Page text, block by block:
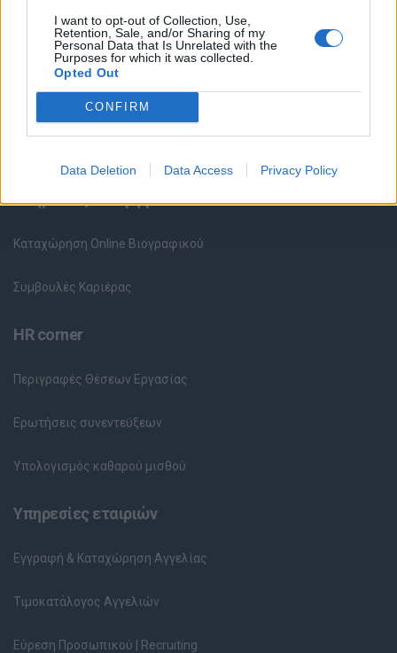
I want to opt-out of Collection, Use,
Retention, Sale, and/or Sharing of my
Personal Data that Is Unrelated with the
Purposes for which it was collected.
Opted Out
CONFIRM
Data Deletion Data Access Privacy Policy
Όλες οι Θέσεις Εργασίας
Θέσεις Εργασίας ανά Ειδικότητα
Θέσεις Εργασίας ανά Εταιρεία
Υπηρεσίες υποψηφίων
Καταχώρηση Online Βιογραφικού
Συμβουλές Καριέρας
HR corner
Περιγραφές Θέσεων Εργασίας
Ερωτήσεις συνεντεύξεων
Υπολογισμός καθαρού μισθού
Υπηρεσίες εταιριών
Εγγραφή & Καταχώρηση Αγγελίας
Τιμοκατάλογος Αγγελιών
Εύρεση Προσωπικού | Recruiting